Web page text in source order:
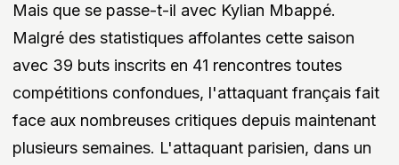
Mais que se passe-t-il avec Kylian Mbappé.
Malgré des statistiques affolantes cette saison
avec 39 buts inscrits en 41 rencontres toutes
compétitions confondues, l'attaquant français fait
face aux nombreuses critiques depuis maintenant
plusieurs semaines. L'attaquant parisien, dans un